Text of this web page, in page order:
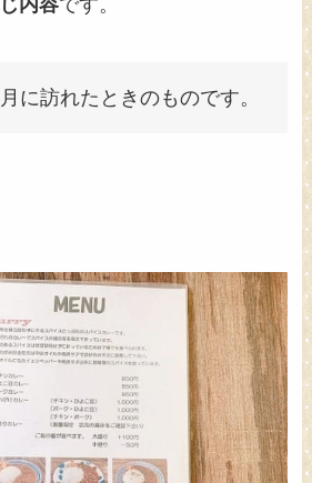
内容です。
に訪れたときのものです。